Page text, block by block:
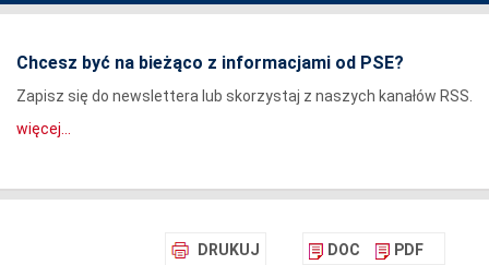
Chcesz być na bieżąco z informacjami od PSE?
Zapisz się do newslettera lub skorzystaj z naszych kanałów RSS.
więcej...
DRUKUJ DOC PDF